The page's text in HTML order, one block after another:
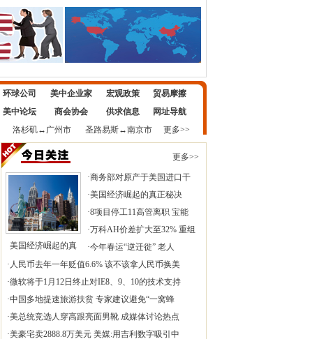
环球公司 美中企业家 宏观政策
贸易摩擦
美中论坛 商会协会 供求信息
网址导航
洛杉矶↔ 广州市 圣路易斯↔南京市 更多>>
更多>>
美国经济崛起的真
·商务部对原产于美国进口干
·美国经济崛起的真正秘决
·8项目停工11高管离职 宝能
·万科AH价差扩大至32% 重组
·今年春运“逆迁徙” 老人
· 人民币去年一年贬值6.6% 该不该拿人民币换美
·微软将于1月12日终止对IE8、9、10的技术支持
·中国多地提速旅游扶贫 专家建议避免“一窝蜂
·美总统竞选人穿高跟亮面男靴 成媒体讨论热点
·美豪宅卖2888.8万美元 美媒:用吉利数字吸引中